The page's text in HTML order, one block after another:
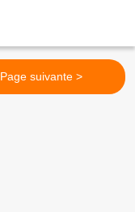
Page suivante >